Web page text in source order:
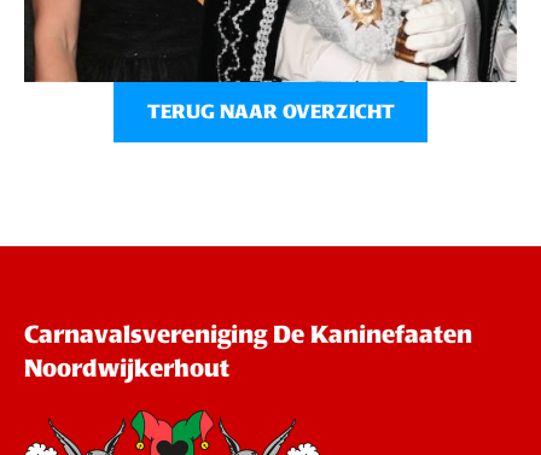
TERUG NAAR OVERZICHT
Carnavalsvereniging De Kaninefaaten
Noordwijkerhout